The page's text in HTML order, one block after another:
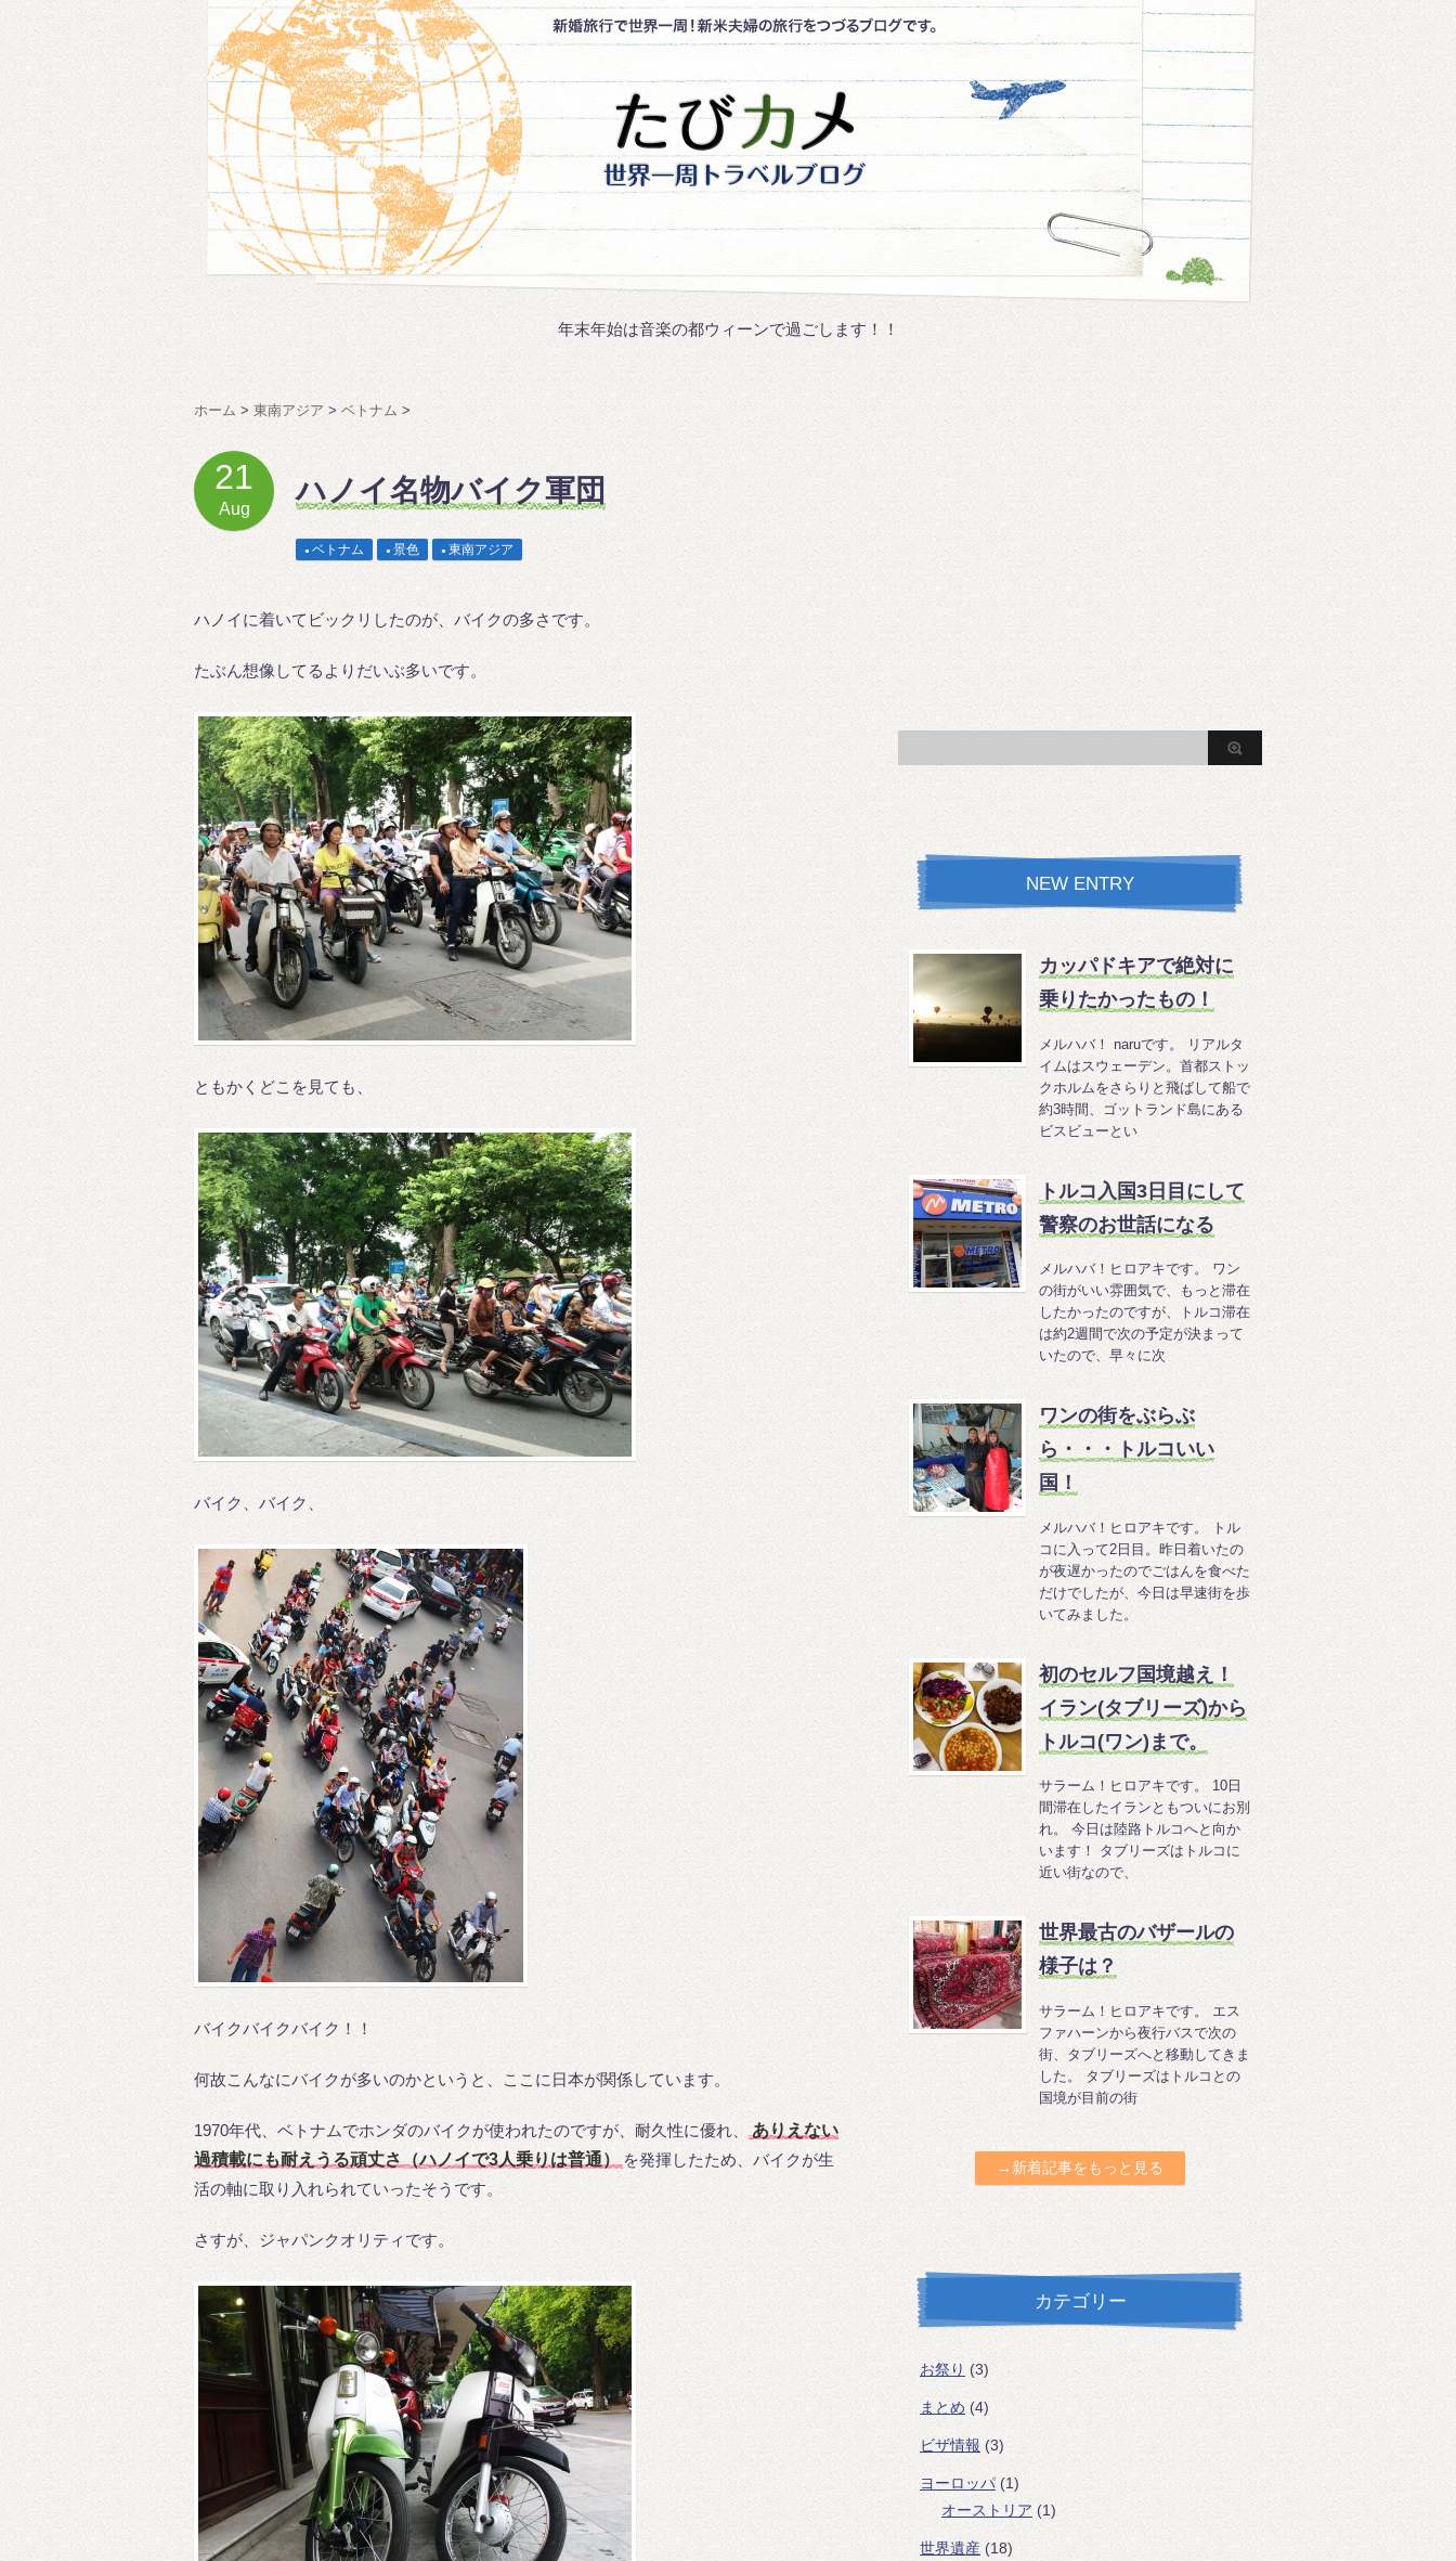
年末年始は音楽の都ウィーンで過ごします！！
ホーム > 東南アジア > ベトナム >
21
Aug
ハノイ名物バイク軍団
ベトナム 景色 東南アジア
ハノイに着いてビックリしたのが、バイクの多さです。
たぶん想像してるよりだいぶ多いです。
ともかくどこを見ても、
バイク、バイク、
バイクバイクバイク！！
何故こんなにバイクが多いのかというと、ここに日本が関係しています。
1970年代、ベトナムでホンダのバイクが使われたのですが、耐久性に優れ、 ありえない
過積載にも耐えうる頑丈さ（ハノイで3人乗りは普通）
を発揮したため、バイクが生
活の軸に取り入れられていったそうです。
さすが、ジャパンクオリティです。
NEW ENTRY
カッパドキアで絶対に
乗りたかったもの！
メルハバ！ naruです。 リアルタ
イムはスウェーデン。首都ストッ
クホルムをさらりと飛ばして船で
約3時間、ゴットランド島にある
ビスビューとい
トルコ入国3日目にして
警察のお世話になる
メルハバ！ヒロアキです。 ワン
の街がいい雰囲気で、もっと滞在
したかったのですが、トルコ滞在
は約2週間で次の予定が決まって
いたので、早々に次
ワンの街をぶらぶ
ら・・・トルコいい
国！
メルハバ！ヒロアキです。 トル
コに入って2日目。昨日着いたの
が夜遅かったのでごはんを食べた
だけでしたが、今日は早速街を歩
いてみました。
初のセルフ国境越え！
イラン(タブリーズ)から
トルコ(ワン)まで。
サラーム！ヒロアキです。 10日
間滞在したイランともついにお別
れ。 今日は陸路トルコへと向か
います！ タブリーズはトルコに
近い街なので、
世界最古のバザールの
様子は？
サラーム！ヒロアキです。 エス
ファハーンから夜行バスで次の
街、タブリーズへと移動してきま
した。 タブリーズはトルコとの
国境が目前の街
→新着記事をもっと見る
カテゴリー
お祭り (3)
まとめ (4)
ビザ情報 (3)
ヨーロッパ (1)
オーストリア (1)
世界遺産 (18)